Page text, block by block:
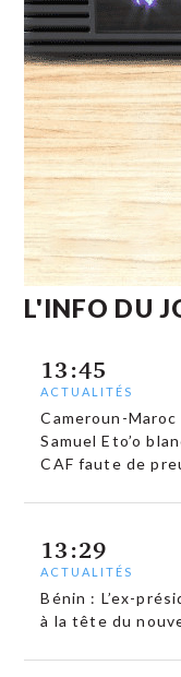
L'INFO DU
13:45
ACTUALITÉS
Cameroun-
Samuel Eto’o
CAF faute de
13:29
ACTUALITÉS
Bénin : L’ex-
à la tête du